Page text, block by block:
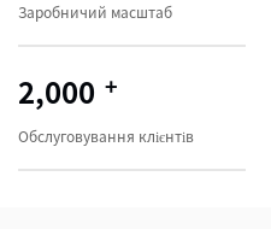
Заробничий масштаб
2,000 +
Обслуговування клієнтів